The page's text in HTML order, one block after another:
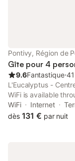
Pontivy, Région de
Gîte pour 4
9.6Fantastique⋅
L'Eucalyptus -
WiFi is available
Course is 10 km
WiFi Internet
dès 131 € par nuit